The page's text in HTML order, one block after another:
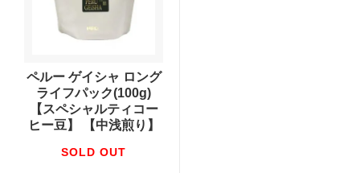
アイスコーヒー
オーガニック商品
デカフェ（カフェインレス）商品
HIRO TIMES コーヒーに関する情報をお届け
ペルー ゲイシャ ロング
ライフパック(100g)
【スペシャルティコー
ヒー豆】 【中浅煎り】
SOLD OUT